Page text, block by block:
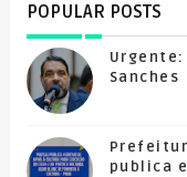
POPULAR POSTS
Sanches
publica